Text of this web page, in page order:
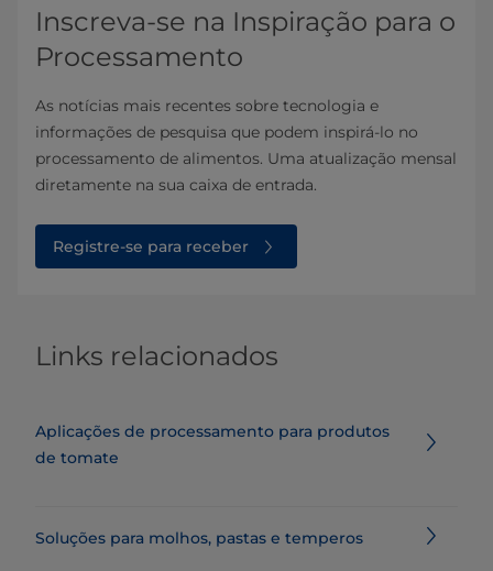
Inscreva-se na Inspiração para o
Processamento
As notícias mais recentes sobre tecnologia e
informações de pesquisa que podem inspirá-lo no
processamento de alimentos. Uma atualização mensal
diretamente na sua caixa de entrada.
Registre-se para receber
Links relacionados
Aplicações de processamento para produtos
de tomate
Soluções para molhos, pastas e temperos